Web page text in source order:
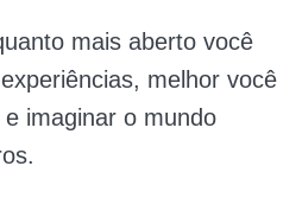
mais aberto você
melhor você
imaginar o mundo